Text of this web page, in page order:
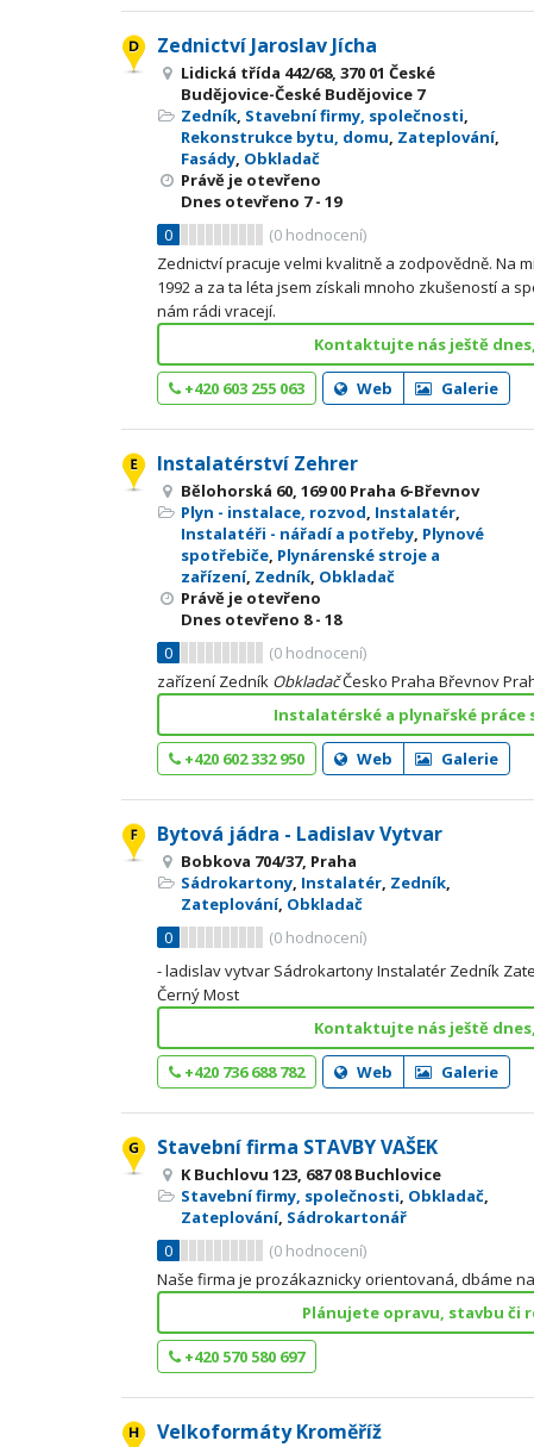
Zednictví Jaroslav Jícha
Lidická třída 442/68, 370 01 České
Budějovice-České Budějovice 7
Zedník, Stavební firmy, společnosti,
Rekonstrukce bytu, domu, Zateplování,
Fasády, Obkladač
Právě je otevřeno
Dnes otevřeno 7 - 19
0
(0 hodnocení)
Zednictví pracuje velmi kvalitně a zodpovědně. Na
1992 a za ta léta jsem získali mnoho zkušeností a
nám rádi vracejí.
Kontaktujte nás ještě
+420 603 255 063 Web Galerie
Instalatérství Zehrer
Bělohorská 60, 169 00 Praha 6-Břevnov
Plyn - instalace, rozvod, Instalatér,
Instalatéři - nářadí a potřeby, Plynové
spotřebiče, Plynárenské stroje a
zařízení, Zedník, Obkladač
Právě je otevřeno
Dnes otevřeno 8 - 18
0
(0 hodnocení)
zařízení Zedník ObkladačČesko Praha Břevnov
Instalatérské a plynařské práce
+420 602 332 950 Web Galerie
Bytová jádra - Ladislav Vytvar
Bobkova 704/37, Praha
Sádrokartony, Instalatér, Zedník,
Zateplování, Obkladač
0
(0 hodnocení)
- ladislav vytvar Sádrokartony Instalatér Zedník
Černý Most
Kontaktujte nás ještě
+420 736 688 782 Web Galerie
Stavební firma STAVBY VAŠEK
K Buchlovu 123, 687 08 Buchlovice
Stavební firmy, společnosti, Obkladač,
Zateplování, Sádrokartonář
0
(0 hodnocení)
Naše firma je prozákaznicky orientovaná, dbáme
Plánujete opravu, stavbu či
+420 570 580 697
Velkoformáty Kroměříž